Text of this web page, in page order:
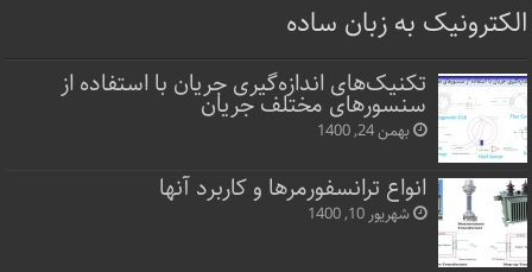
الکترونیک به زبان ساده
تکنیک‌های اندازه‌گیری جریان با استفاده از
سنسورهای مختلف جریان
بهمن 24, 1400
انواع ترانسفورمرها و کاربرد آنها
شهریور 10, 1400